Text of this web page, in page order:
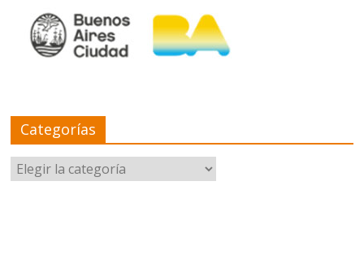
Categorías
Categorías